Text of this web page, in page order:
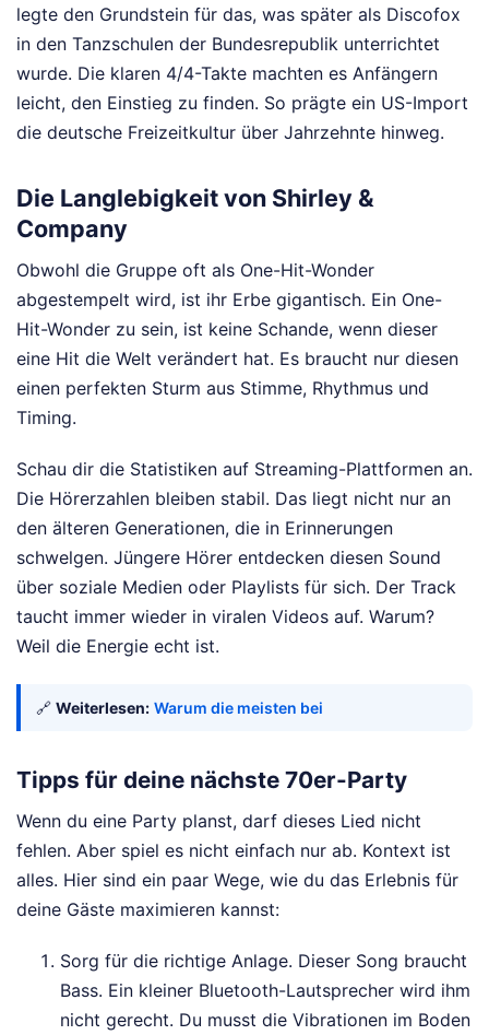
legte den Grundstein für das, was später als Discofox
in den Tanzschulen der Bundesrepublik unterrichtet
wurde. Die klaren 4/4-Takte machten es Anfängern
leicht, den Einstieg zu finden. So prägte ein US-Import
die deutsche Freizeitkultur über Jahrzehnte hinweg.
Die Langlebigkeit von Shirley &
Company
Obwohl die Gruppe oft als One-Hit-Wonder
abgestempelt wird, ist ihr Erbe gigantisch. Ein One-
Hit-Wonder zu sein, ist keine Schande, wenn dieser
eine Hit die Welt verändert hat. Es braucht nur diesen
einen perfekten Sturm aus Stimme, Rhythmus und
Timing.
Schau dir die Statistiken auf Streaming-Plattformen an.
Die Hörerzahlen bleiben stabil. Das liegt nicht nur an
den älteren Generationen, die in Erinnerungen
schwelgen. Jüngere Hörer entdecken diesen Sound
über soziale Medien oder Playlists für sich. Der Track
taucht immer wieder in viralen Videos auf. Warum?
Weil die Energie echt ist.
🔗 Weiterlesen: Warum die meisten bei
Tipps für deine nächste 70er-Party
Wenn du eine Party planst, darf dieses Lied nicht
fehlen. Aber spiel es nicht einfach nur ab. Kontext ist
alles. Hier sind ein paar Wege, wie du das Erlebnis für
deine Gäste maximieren kannst:
Sorg für die richtige Anlage. Dieser Song braucht
Bass. Ein kleiner Bluetooth-Lautsprecher wird ihm
nicht gerecht. Du musst die Vibrationen im Boden